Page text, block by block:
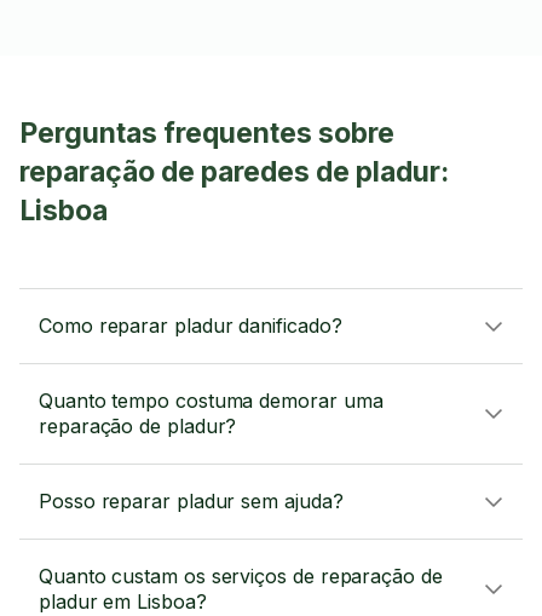
Perguntas frequentes sobre
reparação de paredes de pladur:
Lisboa
Como reparar pladur danificado?
Quanto tempo costuma demorar uma
reparação de pladur?
Posso reparar pladur sem ajuda?
Quanto custam os serviços de reparação de
pladur em Lisboa?